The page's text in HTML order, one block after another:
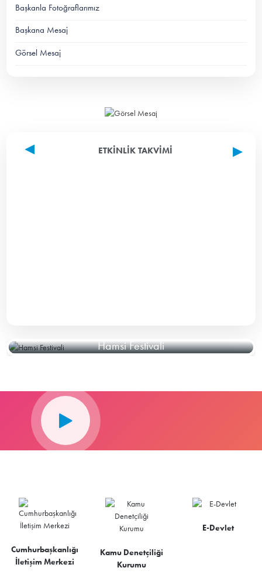
Başkanla Fotoğraflarımız
Başkana Mesaj
Görsel Mesaj
ETKINLIK TAKVIMI
Hamsi Festivali
Cumhurbaşkanlığı
İletişim Merkezi
Kamu Denetçiliği
Kurumu
E-Devlet